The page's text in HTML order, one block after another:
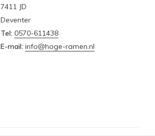
7411 JD
Deventer
Tel: 0570-611438
E-mail: info@hoge-ramen.nl